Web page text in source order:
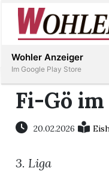
Immobilien
Fi-Gö
20.02.2026
3. Liga
Wohler Anzeiger
Im Google Play Store